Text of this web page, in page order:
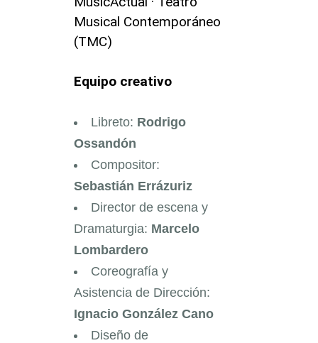
Musical Contemporáneo
(TMC)
Equipo creativo
Libreto: Rodrigo
Ossandón
Compositor:
Sebastián Errázuriz
Director de escena y
Dramaturgia: Marcelo
Lombardero
Coreografía y
Asistencia de Dirección:
Ignacio González Cano
Diseño de